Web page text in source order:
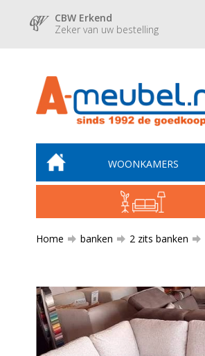
CBW Erkend
Zeker van uw bestelling
WOONKAMERS
Home banken 2 zits banken